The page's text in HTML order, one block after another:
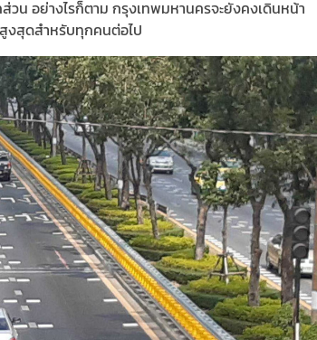
วน อย่างไรก็ตาม กรุงเทพมหานครจะยังคงเดินหน้า
งสุดสำหรับทุกคนต่อไป